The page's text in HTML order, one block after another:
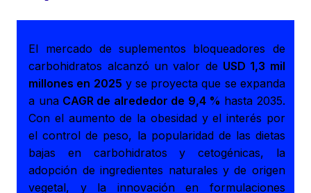
El mercado de suplementos bloqueadores de
carbohidratos alcanzó un valor de USD 1,3 mil
millones en 2025 y se proyecta que se expanda
a una CAGR de alrededor de 9,4 % hasta 2035.
Con el aumento de la obesidad y el interés por
el control de peso, la popularidad de las dietas
bajas en carbohidratos y cetogénicas, la
adopción de ingredientes naturales y de origen
vegetal, y la innovación en formulaciones